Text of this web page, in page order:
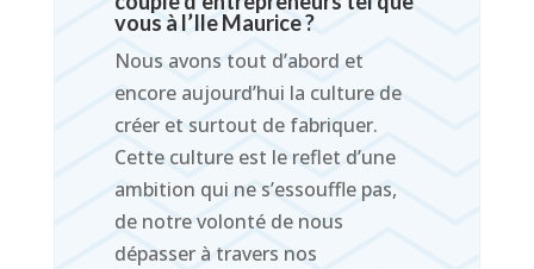
vous à l’Ile Maurice ?
Nous avons tout d’abord et
encore aujourd’hui la culture de
créer et surtout de fabriquer.
Cette culture est le reflet d’une
ambition qui ne s’essouffle pas,
de notre volonté de nous
dépasser à travers nos